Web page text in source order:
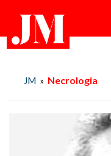
JM » Necrologia